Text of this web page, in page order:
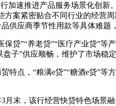
推进产品服务场景化创新。
方案紧密贴合不同行业的经
应商季节性用款等具体难题
”“养老贷”“医疗产业贷”等
子”供应顺畅，维护了市场稳
点，“粮满e贷”“糖酒e贷”等
，该行经营快贷特色场景融